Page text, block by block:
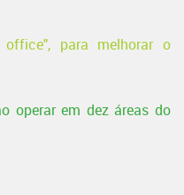
para melhorar o
operar em dez áreas do